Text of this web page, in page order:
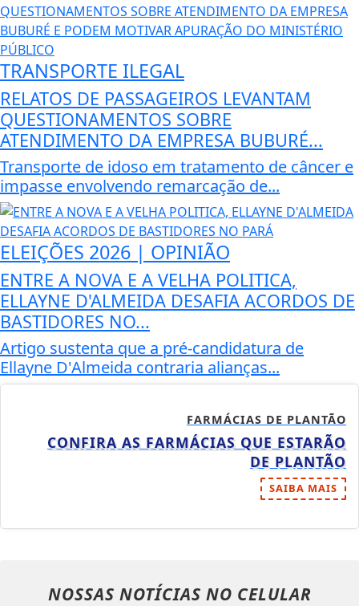
TRANSPORTE ILEGAL
RELATOS DE PASSAGEIROS LEVANTAM
QUESTIONAMENTOS SOBRE
ATENDIMENTO DA EMPRESA BUBURÉ...
Transporte de idoso em tratamento de câncer e
impasse envolvendo remarcação de...
ELEIÇÕES 2026 | OPINIÃO
ENTRE A NOVA E A VELHA POLITICA,
ELLAYNE D'ALMEIDA DESAFIA ACORDOS DE
BASTIDORES NO...
Artigo sustenta que a pré-candidatura de
Ellayne D'Almeida contraria alianças...
FARMÁCIAS DE PLANTÃO
CONFIRA AS FARMÁCIAS QUE ESTARÃO
DE PLANTÃO
SAIBA MAIS
NOSSAS NOTÍCIAS NO CELULAR